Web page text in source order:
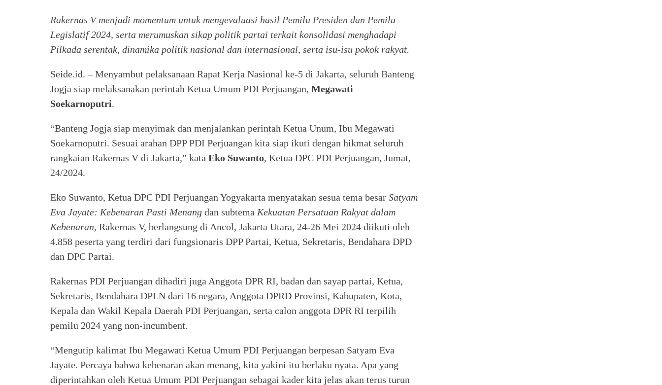
Rakernas V menjadi momentum untuk mengevaluasi hasil Pemilu Presiden dan Pemilu
Legislatif 2024, serta merumuskan sikap politik partai terkait konsolidasi menghadapi
Pilkada serentak, dinamika politik nasional dan internasional, serta isu-isu pokok rakyat.
Seide.id. – Menyambut pelaksanaan Rapat Kerja Nasional ke-5 di Jakarta, seluruh Banteng
Jogja siap melaksanakan perintah Ketua Umum PDI Perjuangan, Megawati
Soekarnoputri.
“Banteng Jogja siap menyimak dan menjalankan perintah Ketua Unum, Ibu Megawati
Soekarnoputri. Sesuai arahan DPP PDI Perjuangan kita siap ikuti dengan hikmat seluruh
rangkaian Rakernas V di Jakarta,” kata Eko Suwanto, Ketua DPC PDI Perjuangan, Jumat,
24/2024.
Eko Suwanto, Ketua DPC PDI Perjuangan Yogyakarta menyatakan sesua tema besar Satyam
Eva Jayate: Kebenaran Pasti Menang dan subtema Kekuatan Persatuan Rakyat dalam
Kebenaran, Rakernas V, berlangsung di Ancol, Jakarta Utara, 24-26 Mei 2024 diikuti oleh
4.858 peserta yang terdiri dari fungsionaris DPP Partai, Ketua, Sekretaris, Bendahara DPD
dan DPC Partai.
Rakernas PDI Perjuangan dihadiri juga Anggota DPR RI, badan dan sayap partai, Ketua,
Sekretaris, Bendahara DPLN dari 16 negara, Anggota DPRD Provinsi, Kabupaten, Kota,
Kepala dan Wakil Kepala Daerah PDI Perjuangan, serta calon anggota DPR RI terpilih
pemilu 2024 yang non-incumbent.
“Mengutip kalimat Ibu Megawati Ketua Umum PDI Perjuangan berpesan Satyam Eva
Jayate. Percaya bahwa kebenaran akan menang, kita yakini itu berlaku nyata. Apa yang
diperintahkan oleh Ketua Umum PDI Perjuangan sebagai kader kita jelas akan terus turun